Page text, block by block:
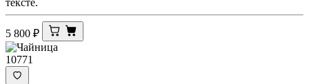
тексте.
5 800 ₽
10771